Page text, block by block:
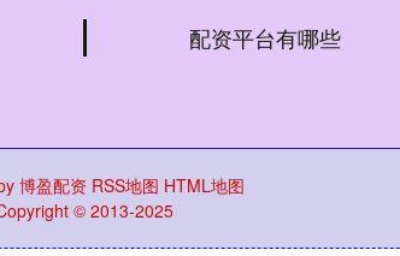
配资平台有哪些
博盈配资 RSS地图 HTML地图
© 2013-2025